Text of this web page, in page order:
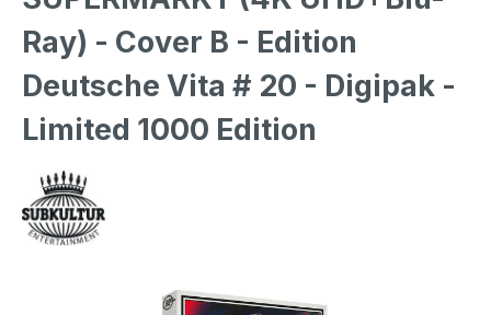
Ray) - Cover B - Edition
Deutsche Vita # 20 - Digipak -
Limited 1000 Edition
Bildergalerie überspringen